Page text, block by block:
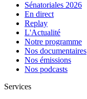
Sénatoriales 2026
En direct
Replay
L'Actualité
Notre programme
Nos documentaires
Nos émissions
Nos podcasts
Services